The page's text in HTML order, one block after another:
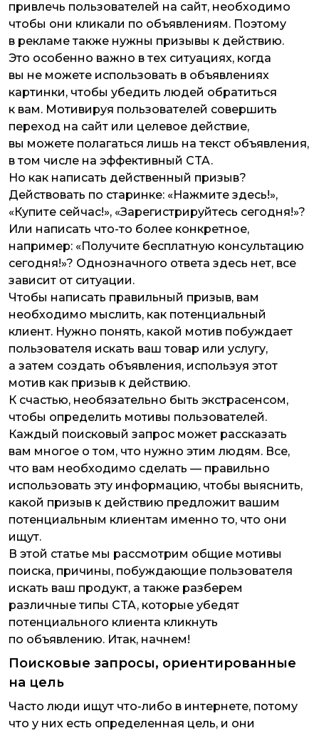
привлечь пользователей на сайт, необходимо
чтобы они кликали по объявлениям. Поэтому
в рекламе также нужны призывы к действию.
Это особенно важно в тех ситуациях, когда
вы не можете использовать в объявлениях
картинки, чтобы убедить людей обратиться
к вам. Мотивируя пользователей совершить
переход на сайт или целевое действие,
вы можете полагаться лишь на текст объявления,
в том числе на эффективный CTA.
Но как написать действенный призыв?
Действовать по старинке: «Нажмите здесь!»,
«Купите сейчас!», «Зарегистрируйтесь сегодня!»?
Или написать что-то более конкретное,
например: «Получите бесплатную консультацию
сегодня!»? Однозначного ответа здесь нет, все
зависит от ситуации.
Чтобы написать правильный призыв, вам
необходимо мыслить, как потенциальный
клиент. Нужно понять, какой мотив побуждает
пользователя искать ваш товар или услугу,
а затем создать объявления, используя этот
мотив как призыв к действию.
К счастью, необязательно быть экстрасенсом,
чтобы определить мотивы пользователей.
Каждый поисковый запрос может рассказать
вам многое о том, что нужно этим людям. Все,
что вам необходимо сделать — правильно
использовать эту информацию, чтобы выяснить,
какой призыв к действию предложит вашим
потенциальным клиентам именно то, что они
ищут.
В этой статье мы рассмотрим общие мотивы
поиска, причины, побуждающие пользователя
искать ваш продукт, а также разберем
различные типы CTA, которые убедят
потенциального клиента кликнуть
по объявлению. Итак, начнем!
Поисковые запросы, ориентированные
на цель
Часто люди ищут что-либо в интернете, потому
что у них есть определенная цель, и они